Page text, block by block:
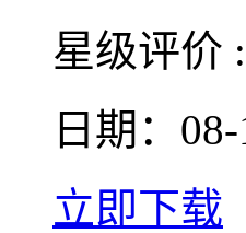
星级评价 :
日期：08-
立即下载